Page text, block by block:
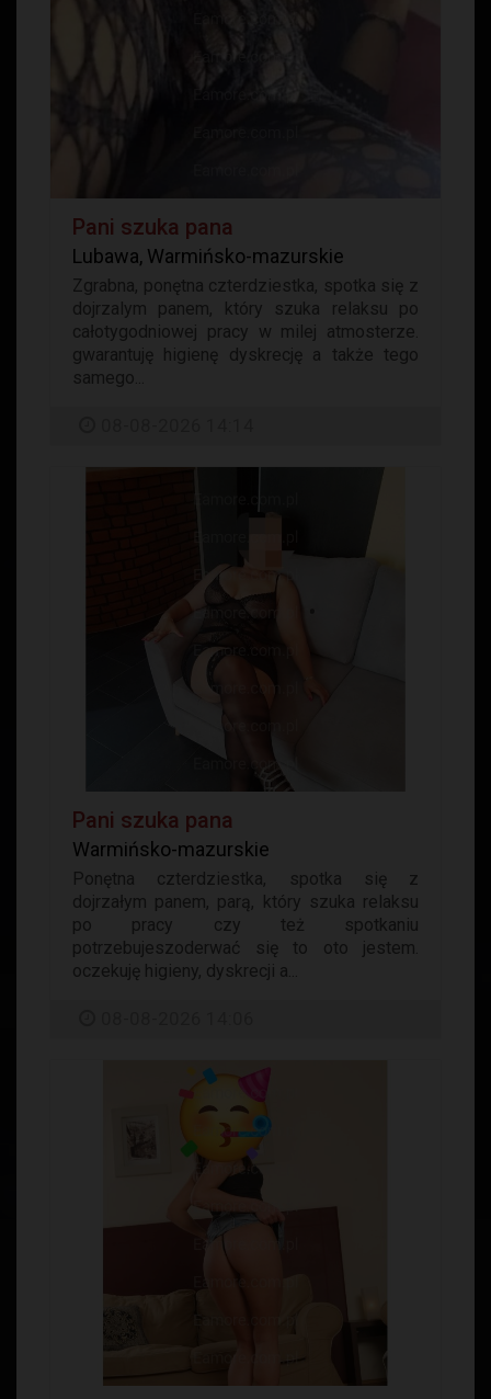
Pani szuka pana
Lubawa, Warmińsko-mazurskie
Zgrabna, ponętna czterdziestka, spotka się z
dojrzalym panem, który szuka relaksu po
całotygodniowej pracy w milej atmosterze.
gwarantuję higienę dyskrecję a także tego
samego...
Pani szuka pana
Warmińsko-mazurskie
Ponętna czterdziestka, spotka się z
dojrzałym panem, parą, który szuka relaksu
po pracy czy też spotkaniu
potrzebujeszoderwać się to oto jestem.
oczekuję higieny, dyskrecji a...